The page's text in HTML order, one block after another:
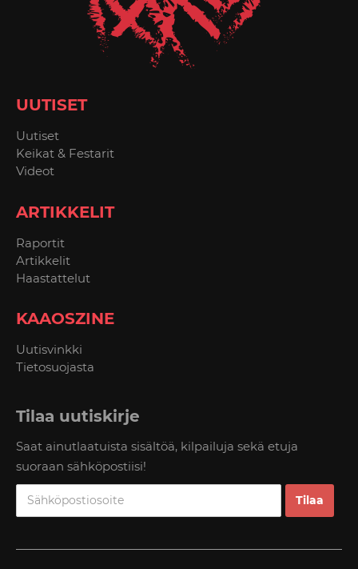
UUTISET
Uutiset
Keikat & Festarit
Videot
ARTIKKELIT
Raportit
Artikkelit
Haastattelut
KAAOSZINE
Uutisvinkki
Tietosuojasta
Tilaa uutiskirje
Saat ainutlaatuista sisältöä, kilpailuja sekä etuja
suoraan sähköpostiisi!